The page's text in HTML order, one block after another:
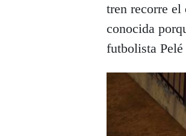
tren recorre el
conocida
futbolista